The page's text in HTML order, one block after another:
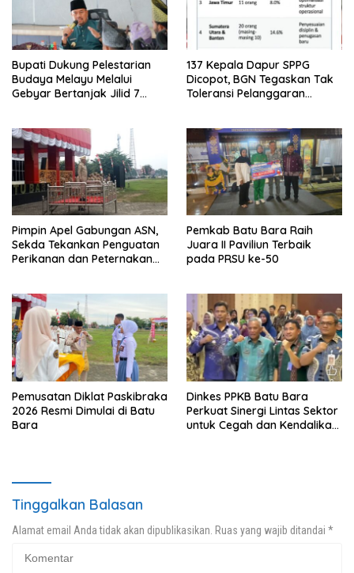
Bupati Dukung Pelestarian
Budaya Melayu Melalui
Gebyar Bertanjak Jilid 7
137 Kepala Dapur SPPG
Dicopot, BGN Tegaskan Tak
Toleransi Pelanggaran
Pimpin Apel Gabungan ASN,
Sekda Tekankan Penguatan
Perikanan dan Peternakan
Pemkab Batu Bara Raih
Juara II Paviliun Terbaik
pada PRSU ke-50
Pemusatan Diklat Paskibraka
2026 Resmi Dimulai di Batu
Bara
Dinkes PPKB Batu Bara
Perkuat Sinergi Lintas Sektor
untuk Cegah dan Kendalikan
Tinggalkan Balasan
Alamat email Anda tidak akan dipublikasikan. Ruas yang wajib ditandai *